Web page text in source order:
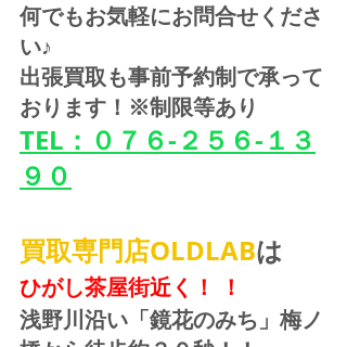
何でもお気軽にお問合せくださ
い♪
出張買取も事前予約制で承って
おります！※制限等あり
TEL：０７６-２５６-１３
９０
買取専門店OLDLABは
ひがし茶屋街近く！ ！
浅野川沿い「鏡花のみち」梅ノ